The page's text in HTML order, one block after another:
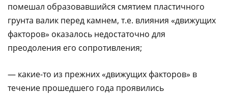
помешал образовавшийся смятием пластичного
грунта валик перед камнем, т.е. влияния «движущих
факторов» оказалось недостаточно для
преодоления его сопротивления;
— какие-то из прежних «движущих факторов» в
течение прошедшего года проявились